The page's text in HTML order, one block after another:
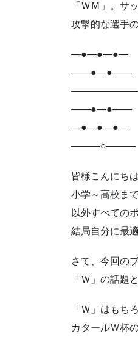
「ＷＭ」。サ
攻撃的な選手
―●―●―●―
――●―●――
――●―●――
―●―●―●―
―――○――― ←
皆様こんにち
小学～高校ま
以外すべての
結局自分に最
さて、今回の
「Ｗ」の話題
「Ｗ」はもち
カタールＷ杯